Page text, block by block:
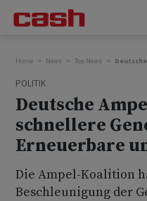
Home News Top News
POLITIK
Deutsche
schnellere
Erneuerbare
Die Ampel-Koalition
Beschleunigung der